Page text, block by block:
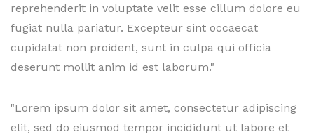
reprehenderit in voluptate velit esse cillum dolore eu
fugiat nulla pariatur. Excepteur sint occaecat
cupidatat non proident, sunt in culpa qui officia
deserunt mollit anim id est laborum."
"Lorem ipsum dolor sit amet, consectetur adipiscing
elit, sed do eiusmod tempor incididunt ut labore et